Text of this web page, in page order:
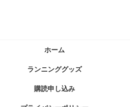
ホーム
ランニンググッズ
購読申し込み